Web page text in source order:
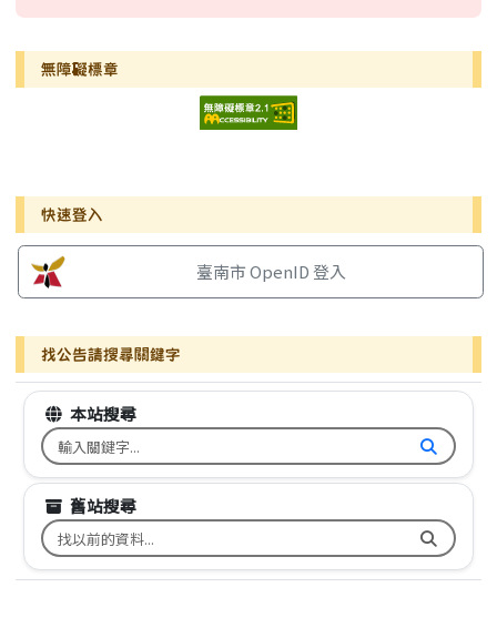
無障礙標章
右邊區域內容
快速登入
臺南市 OpenID 登入
找公告請搜尋關鍵字
本站搜尋
搜尋台南市文元國小全球資訊網關鍵字
舊站搜尋
搜尋台南市文元國小舊校網關鍵字